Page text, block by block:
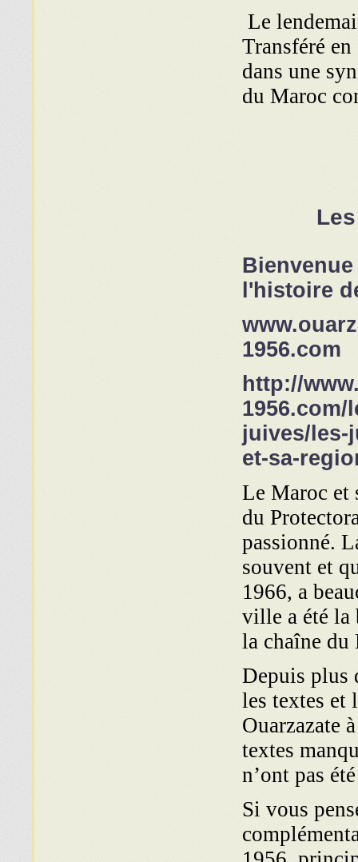
Transféré
dans une
du Maroc
l'histoire
1956.com
http://
1956.com/
juives/les-
et-sa-
Le Maroc et
du
passionné.
souvent et
1966, a
ville a été la
la chaîne du
Depuis plus
les textes et
Ouarzazate
textes
n’ont pas
Si vous